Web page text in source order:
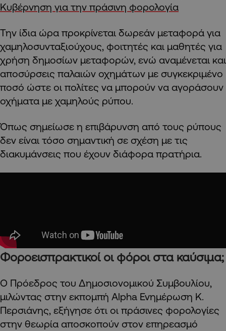
Κυβέρνηση για την πράσινη φορολογία
Την ίδια ώρα προκρίνεται δωρεάν μεταφορά για
χαμηλοσυνταξιούχους, φοιτητές και μαθητές για
χρήση δημοσίων μεταφορών, ενώ αναμένεται και
αποσύρσεις παλαιών οχημάτων με συγκεκριμένο
ποσό ώστε οι πολίτες να μπορούν να αγοράσουν
οχήματα με χαμηλούς ρύπου.
Όπως σημείωσε η επιβάρυνση από τους ρύπους
δεν είναι τόσο σημαντική σε σχέση με τις
διακυμάνσεις που έχουν διάφορα πρατήρια.
Φοροεισπρακτικοί οι φόροι στα καύσιμα;
Ο Πρόεδρος του Δημοσιονομικού Συμβουλίου,
μιλώντας στην εκπομπή Alpha Ενημέρωση Κ.
Περσιάνης, εξήγησε ότι οι πράσινες φορολογίες
στην θεωρία αποσκοπούν στον επηρεασμό